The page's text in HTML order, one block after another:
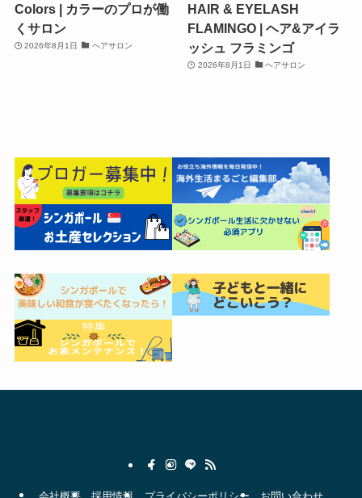
Colors | カラーのプロが働
くサロン
2026年8月1日 ヘアサロン
HAIR & EYELASH
FLAMINGO | ヘア&アイラ
ッシュ フラミンゴ
2026年8月1日 ヘアサロン